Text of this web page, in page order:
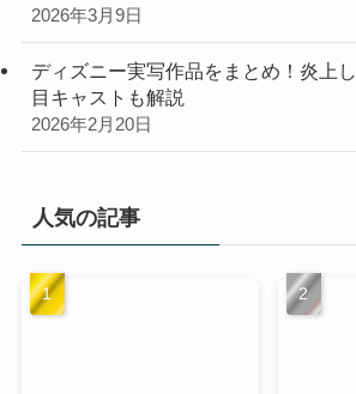
2026年3月9日
ディズニー実写作品をまとめ！炎上
目キャストも解説
2026年2月20日
人気の記事